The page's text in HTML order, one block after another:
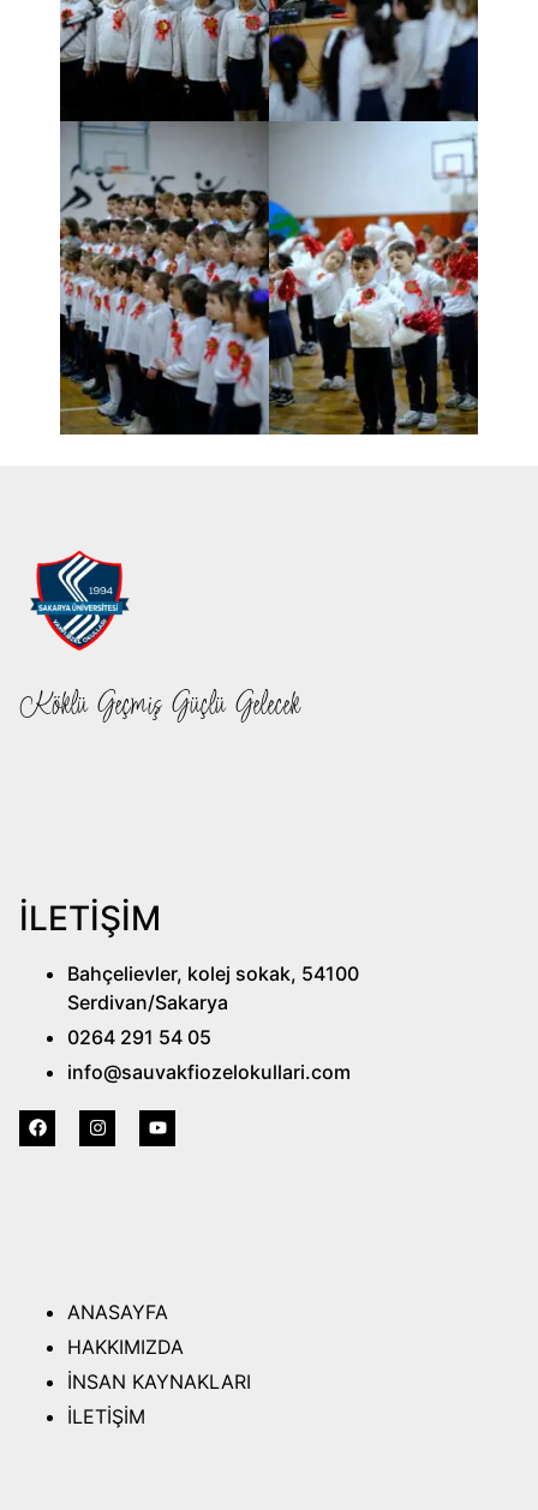
Köklü Geçmiş Güçlü Gelecek
İLETİŞİM
Bahçelievler, kolej sokak, 54100
Serdivan/Sakarya
0264 291 54 05
info@sauvakfiozelokullari.com
ANASAYFA
HAKKIMIZDA
İNSAN KAYNAKLARI
İLETİŞİM